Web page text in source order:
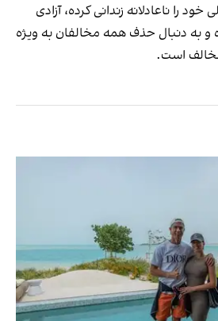
را ناعادلانه زندانی کرده، آزادی
و به دنبال حذف همه مخالفان به ویژه
است.